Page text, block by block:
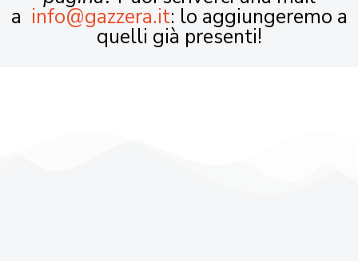
a info@gazzera.it: lo aggiungeremo a
quelli già presenti!